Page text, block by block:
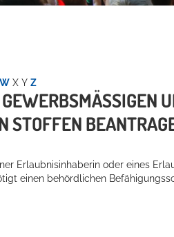
W X Y Z
Erlaubnisinhaberin oder eines
einen behördlichen